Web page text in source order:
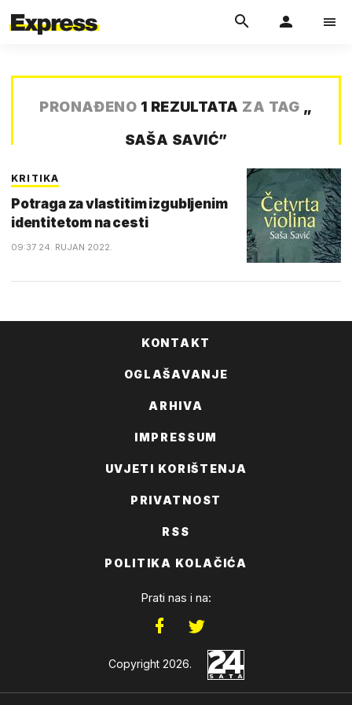
PRONAĐENO 1 REZULTATA ZA TAG „
SAŠA SAVIĆ”
KRITIKA
Potraga za vlastitim izgubljenim
identitetom na cesti
09:37 24. RUJAN 2022.
KONTAKT
OGLAŠAVANJE
ARHIVA
IMPRESSUM
UVJETI KORIŠTENJA
PRIVATNOST
RSS
POLITIKA KOLAČIĆA
Prati nas i na:
Copyright 2026.